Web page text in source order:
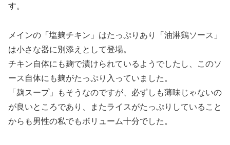
す。
メインの「塩麹チキン」はたっぷりあり「油淋鶏ソース」
は小さな器に別添えとして登場。
チキン自体にも麹で漬けられているようでしたし、このソ
ース自体にも麹がたっぷり入っていました。
「麹スープ」もそうなのですが、必ずしも薄味じゃないの
が良いところであり、またライスがたっぷりしていること
からも男性の私でもボリューム十分でした。